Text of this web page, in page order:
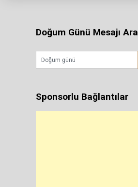
Doğum Günü Mesajı Ara
Sponsorlu Bağlantılar